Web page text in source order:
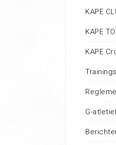
KAPE
KAPE
KAPE
G-